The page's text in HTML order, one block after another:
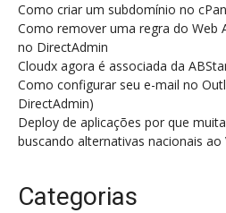
Como criar um subdomínio no
Como remover uma regra do Web
no DirectAdmin
Cloudx agora é associada da
Como configurar seu e-mail no
DirectAdmin)
Deploy de aplicações por que
buscando alternativas nacionais ao
Categorias